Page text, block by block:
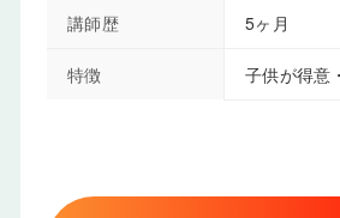
講師歴 5ヶ月
特徴 子供が得意